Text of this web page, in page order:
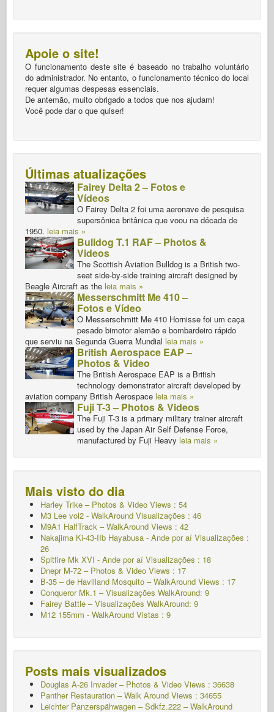
Apoie o site!
O funcionamento deste site é baseado no trabalho voluntário
do administrador. No entanto, o funcionamento técnico do local
requer algumas despesas essenciais.
De antemão, muito obrigado a todos que nos ajudam!
Você pode dar o que quiser!
Últimas atualizações
Fairey Delta 2 – Fotos e
Vídeos
O Fairey Delta 2 foi uma aeronave de pesquisa
supersônica britânica que voou na década de
1950. leia mais »
Bulldog T.1 RAF – Photos &
Videos
The Scottish Aviation Bulldog is a British two-
seat side-by-side training aircraft designed by
Beagle Aircraft as the leia mais »
Messerschmitt Me 410 –
Fotos e Vídeo
O Messerschmitt Me 410 Hornisse foi um caça
pesado bimotor alemão e bombardeiro rápido
que serviu na Segunda Guerra Mundial leia mais »
British Aerospace EAP –
Photos & Video
The British Aerospace EAP is a British
technology demonstrator aircraft developed by
aviation company British Aerospace leia mais »
Fuji T-3 – Photos & Videos
The Fuji T-3 is a primary military trainer aircraft
used by the Japan Air Self Defense Force,
manufactured by Fuji Heavy leia mais »
Mais visto do dia
Harley Trike – Photos & Video Views : 54
M3 Lee vol2 - WalkAround Visualizações : 46
M9A1 HalfTrack – WalkAround Views : 42
Nakajima Ki-43-IIb Hayabusa - Ande por aí Visualizações :
26
Spitfire Mk XVI - Ande por aí Visualizações : 18
Dnepr M-72 – Photos & Video Views : 17
B-35 – de Havilland Mosquito – WalkAround Views : 17
Conqueror Mk.1 – Visualizações WalkAround: 9
Fairey Battle – Visualizações WalkAround: 9
M12 155mm - WalkAround Vistas : 9
Posts mais visualizados
Douglas A-26 Invader – Photos & Video Views : 36638
Panther Restauration – Walk Around Views : 34655
Leichter Panzerspähwagen – Sdkfz.222 – WalkAround